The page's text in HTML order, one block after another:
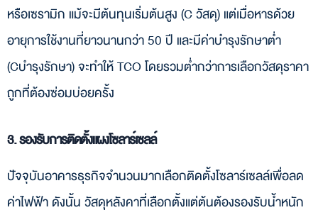
หรือเซรามิก แม้จะมีต้นทุนเริ่มต้นสูง (C วัสดุ) แต่เมื่อหารด้วย
อายุการใช้งานที่ยาวนานกว่า 50 ปี และมีค่าบำรุงรักษาต่ำ
(Cบำรุงรักษา​) จะทำให้ TCO โดยรวมต่ำกว่าการเลือกวัสดุราคา
ถูกที่ต้องซ่อมบ่อยครั้ง
3. รองรับการติดตั้งแผงโซลาร์เซลล์
ปัจจุบันอาคารธุรกิจจำนวนมากเลือกติดตั้งโซลาร์เซลล์เพื่อลด
ค่าไฟฟ้า ดังนั้น วัสดุหลังคาที่เลือกตั้งแต่ต้นต้องรองรับน้ำหนัก